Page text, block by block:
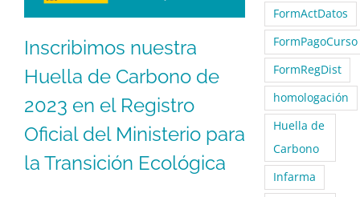
Inscribimos nuestra
Huella de Carbono de
2023 en el Registro
Oficial del Ministerio para
la Transición Ecológica
FormActDatos
FormPagoCurso
FormRegDist
homologación
Huella de
Carbono
Infarma